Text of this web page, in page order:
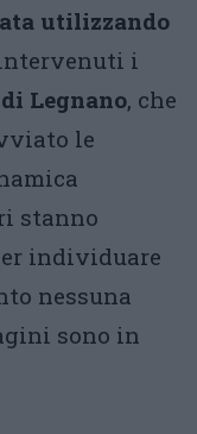
utilizzando
i
Legnano, che
le
stanno
individuare
nessuna
sono in